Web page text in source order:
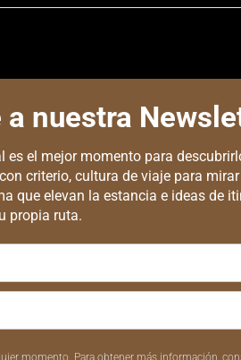
nuestra
es el mejor momento para
criterio, cultura de viaje para
que elevan la estancia e ideas de
propia ruta.
momento. Para obtener más información,